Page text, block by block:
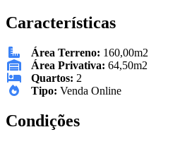
Características
Área Terreno: 160,00m2
Área Privativa: 64,50m2
Quartos: 2
Tipo: Venda Online
Condições